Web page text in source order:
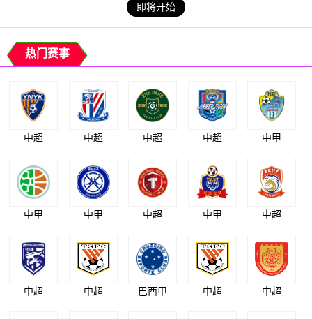
即将开始
热门赛事
中超 中超 中超 中超 中甲
中甲 中甲 中超 中甲 中超
中超 中超 巴西甲 中超 中超